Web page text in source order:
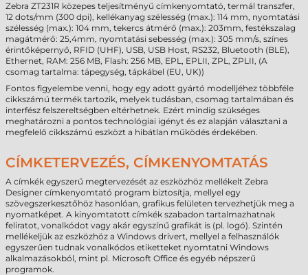
Zebra ZT231R közepes teljesítményű címkenyomtató, termál transzfer,
12 dots/mm (300 dpi), kellékanyag szélesség (max.): 114 mm, nyomtatási
szélesség (max.): 104 mm, tekercs átmérő (max.): 203mm, festékszalag
magátmérő: 25,4mm, nyomtatási sebesség (max.): 305 mm/s, színes
érintőképernyő, RFID (UHF), USB, USB Host, RS232, Bluetooth (BLE),
Ethernet, RAM: 256 MB, Flash: 256 MB, EPL, EPLII, ZPL, ZPLII, (A
csomag tartalma: tápegység, tápkábel (EU, UK))
Fontos figyelembe venni, hogy egy adott gyártó modelljéhez többféle
cikkszámú termék tartozik, melyek tudásban, csomag tartalmában és
interfész felszereltségben eltérhetnek. Ezért mindig szükséges
meghatározni a pontos technológiai igényt és ez alapján választani a
megfelelő cikkszámú eszközt a hibátlan működés érdekében.
CÍMKETERVEZÉS, CÍMKENYOMTATÁS
A címkék egyszerű megtervezését az eszközhöz mellékelt Zebra
Designer címkenyomtató program biztosítja, mellyel egy
szövegszerkesztőhöz hasonlóan, grafikus felületen tervezhetjük meg a
nyomatképet. A kinyomtatott címkék szabadon tartalmazhatnak
feliratot, vonalkódot vagy akár egyszínű grafikát is (pl. logó). Szintén
mellékeljük az eszközhöz a Windows drivert, mellyel a felhasználók
egyszerűen tudnak vonalkódos etiketteket nyomtatni Windows
alkalmazásokból, mint pl. Microsoft Office és egyéb népszerű
programok.